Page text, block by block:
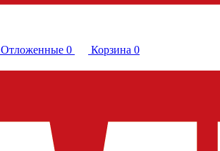
Отложенные 0 Корзина 0